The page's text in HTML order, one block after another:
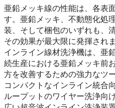
亜鉛メッキ線の性能は、各表
す。亜鉛メッキ、不動態化処
装、そして梱包のいずれも、
その効果が最大限に発揮され
インライン線材洗浄機は、亜
続生産における亜鉛メッキ前
方を改善するための強力なツ
コンパクトなインライン統合
ループットのワイヤー洗浄向